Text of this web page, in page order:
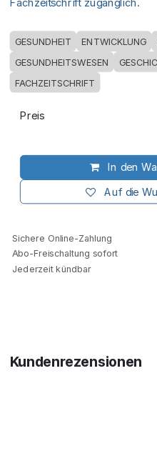
GESUNDHEIT ENTWICKLUNG
GESUNDHEITSWESEN
FACHZEITSCHRIFT
In den
Auf die
Preis
Sichere Online-Zahlung
Abo-Freischaltung sofort
Jederzeit kündbar
Kundenrezensionen